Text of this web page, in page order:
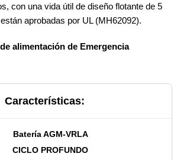
con una vida útil de diseño flotante de 5
aprobadas por UL (MH62092).
alimentación de Emergencia
Características:
Batería AGM-VRLA
CICLO PROFUNDO